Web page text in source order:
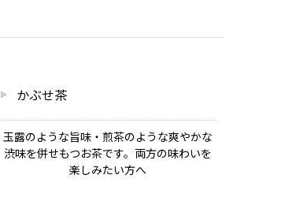
かぶせ茶
玉露のような旨味・煎茶のような爽やかな
渋味を併せもつお茶です。両方の味わいを
楽しみたい方へ